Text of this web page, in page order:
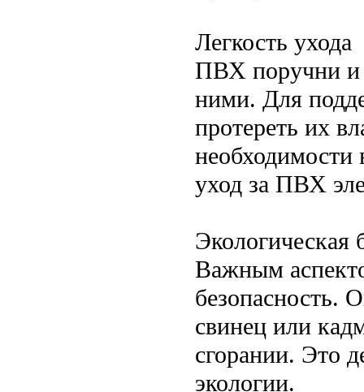
Легкость ухода
ПВХ поручни и
ними. Для
протереть их
необходимости
уход за ПВХ
Экологическая
Важным
безопасность.
свинец или
сгорании. Это
экологии.